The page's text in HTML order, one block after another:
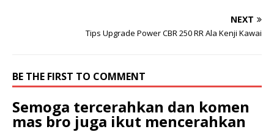
NEXT
Tips Upgrade Power CBR 250 RR Ala Kenji Kawai
BE THE FIRST TO COMMENT
Semoga tercerahkan dan komen
mas bro juga ikut mencerahkan